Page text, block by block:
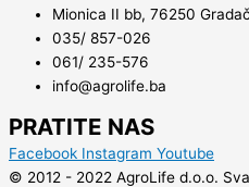
Mionica II bb, 76250
035/ 857-026
061/ 235-576
info@agrolife.ba
PRATITE NAS
Facebook Instagram Youtube
© 2012 - 2022 AgroLife d.o.o.